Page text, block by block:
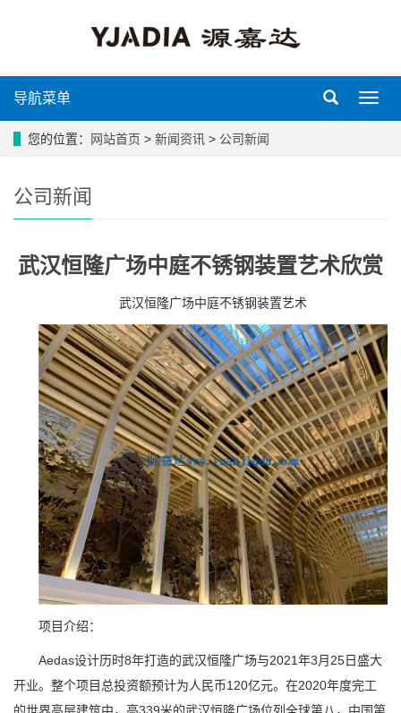
导
导航菜单
您的位置： 网站首页 > 新闻资讯 > 公司新闻
公司新闻
武汉恒隆广场中庭不锈钢装置艺术欣赏
武汉恒隆广场中庭不锈钢装置艺术
项目介绍：
Aedas设计历时8年打造的武汉恒隆广场与2021年3月25日盛大
开业。整个项目总投资额预计为人民币120亿元。 在2020年度完工